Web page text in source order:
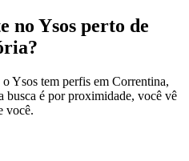
no Ysos perto de
Ysos tem perfis em Correntina,
busca é por proximidade, você vê
você.